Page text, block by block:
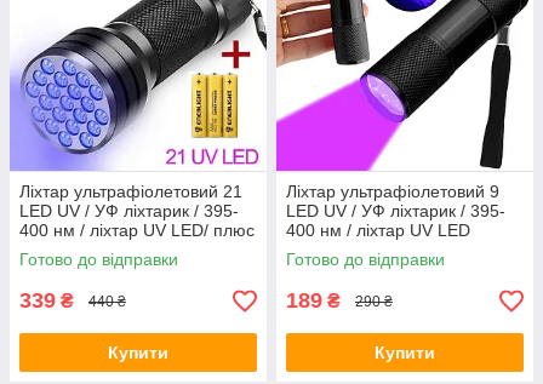
Ліхтар ультрафіолетовий 21
LED UV / УФ ліхтарик / 395-
400 нм / ліхтар UV LED/ плюс
батарейки
Готово до відправки
339 ₴ 440 ₴
Купити
Ліхтар ультрафіолетовий 9
LED UV / УФ ліхтарик / 395-
400 нм / ліхтар UV LED
Готово до відправки
189 ₴ 290 ₴
Купити